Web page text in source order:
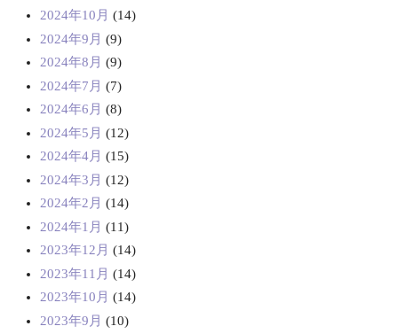
2024年10月 (14)
2024年9月 (9)
2024年8月 (9)
2024年7月 (7)
2024年6月 (8)
2024年5月 (12)
2024年4月 (15)
2024年3月 (12)
2024年2月 (14)
2024年1月 (11)
2023年12月 (14)
2023年11月 (14)
2023年10月 (14)
2023年9月 (10)